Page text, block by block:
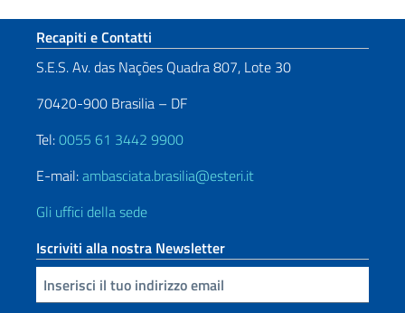
Paginazione
Sezione footer
Recapiti e Contatti
S.E.S. Av. das Nações Quadra 807, Lote 30
70420-900 Brasilia – DF
Tel:0055 61 3442 9900
E-mail:ambasciata.brasilia@esteri.it
Gli uffici della sede
Iscriviti alla nostra Newsletter
Inserisci la tua email